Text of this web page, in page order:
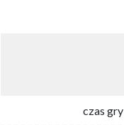
czas gry
czas gry